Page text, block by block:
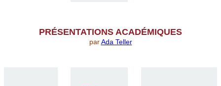
PRÉSENTATIONS ACADÉMIQUES
parAda Teller